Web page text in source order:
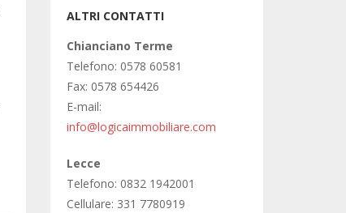
ALTRI CONTATTI
Chianciano Terme
Telefono: 0578 60581
Fax: 0578 654426
E-mail:
info@logicaimmobiliare.com
Lecce
Telefono: 0832 1942001
Cellulare: 331 7780919